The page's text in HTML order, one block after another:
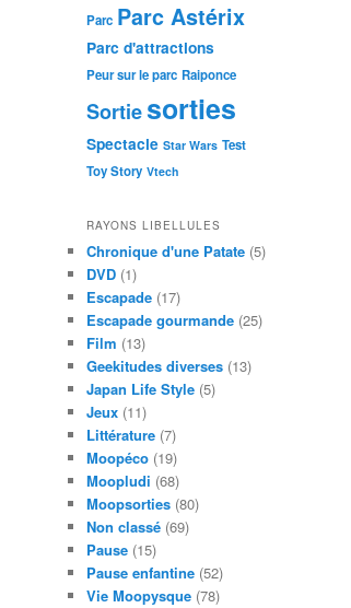
Parc Parc Astérix
Parc d'attractions
Peur sur le parc Raiponce
Sortiesorties
Spectacle Star Wars Test
Toy Story Vtech
RAYONS LIBELLULES
Chronique d'une Patate (5)
DVD (1)
Escapade (17)
Escapade gourmande (25)
Film (13)
Geekitudes diverses (13)
Japan Life Style (5)
Jeux (11)
Littérature (7)
Moopéco (19)
Moopludi (68)
Moopsorties (80)
Non classé (69)
Pause (15)
Pause enfantine (52)
Vie Moopysque (78)